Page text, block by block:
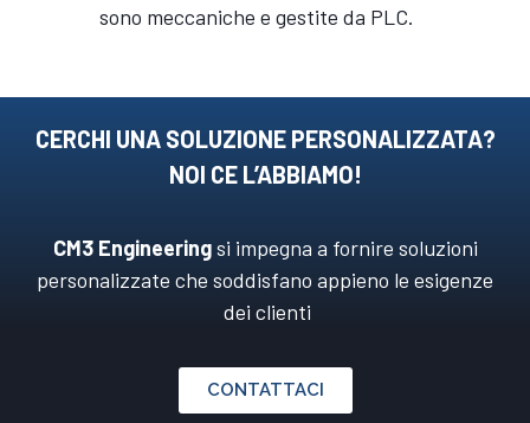
sono meccaniche e gestite da PLC.
CERCHI UNA SOLUZIONE PERSONALIZZATA?
NOI CE L’ABBIAMO!
CM3 Engineeringsi impegna a fornire soluzioni
personalizzate che soddisfano appieno le esigenze
dei clienti
CONTATTACI